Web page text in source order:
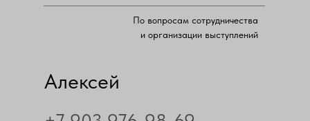
Алексей
По вопросам сотрудничества
и организации выступлений